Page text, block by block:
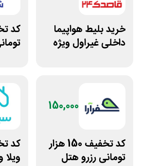
خرید بلیط هواپیما
داخلی غیراول ویژه
150,000
کد تخفیف 150 هزار
تومانی رزرو هتل